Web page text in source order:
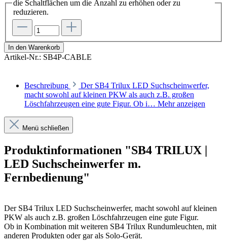
die Schaltflächen um die Anzahl zu erhöhen oder zu
reduzieren.
In den Warenkorb
Artikel-Nr.: SB4P-CABLE
Beschreibung
Der SB4 Trilux LED Suchscheinwerfer,
macht sowohl auf kleinen PKW als auch z.B. großen
Löschfahrzeugen eine gute Figur. Ob i… Mehr anzeigen
Menü schließen
Produktinformationen "SB4 TRILUX |
LED Suchscheinwerfer m.
Fernbedienung"
Der SB4 Trilux LED Suchscheinwerfer, macht sowohl auf kleinen
PKW als auch z.B. großen Löschfahrzeugen eine gute Figur.
Ob in Kombination mit weiteren SB4 Trilux Rundumleuchten, mit
anderen Produkten oder gar als Solo-Gerät.